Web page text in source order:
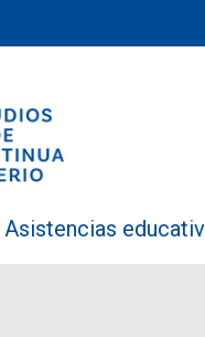
Asistencias